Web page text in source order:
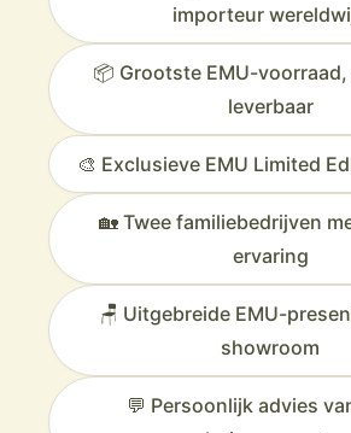
importeur
📦 Grootste EMU-
leverbaar
🎨 Exclusieve EMU Limited
🏡 Twee familiebedrijven
ervaring
🪑 Uitgebreide EMU-
showroom
💬 Persoonlijk advies